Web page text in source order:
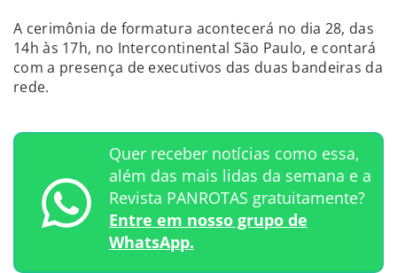
A cerimônia de formatura acontecerá no dia 28, das
14h às 17h, no Intercontinental São Paulo, e contará
com a presença de executivos das duas bandeiras da
rede.
Quer receber notícias como essa,
além das mais lidas da semana e a
Revista PANROTAS gratuitamente?
Entre em nosso grupo de
WhatsApp.